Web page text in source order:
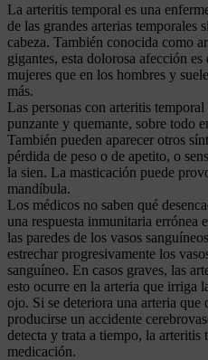
La arteritis temporal es una
de las grandes arterias temporales
cabeza. También conocida como
gigantes, esta dolorosa afección
mujeres que en los hombres y
más.
Las personas con arteritis
punzante y quemante, sobre todo
También pueden aparecer otros
pérdida de peso o de apetito, o
la sien. La masticación puede
mandíbula.
Los médicos no saben qué
una respuesta inmunitaria errónea
las paredes de los vasos
estrechar progresivamente los
sanguíneo. En casos graves, las
esto ocurre en la arteria que irriga
ojo. Si se deteriora una arteria que
producirse un accidente
detecta y trata a tiempo, la arteritis
medicación.